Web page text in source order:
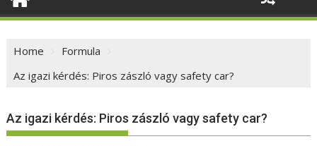
Home
Formula
Az igazi kérdés: Piros zászló vagy safety car?
Az igazi kérdés: Piros zászló vagy safety car?